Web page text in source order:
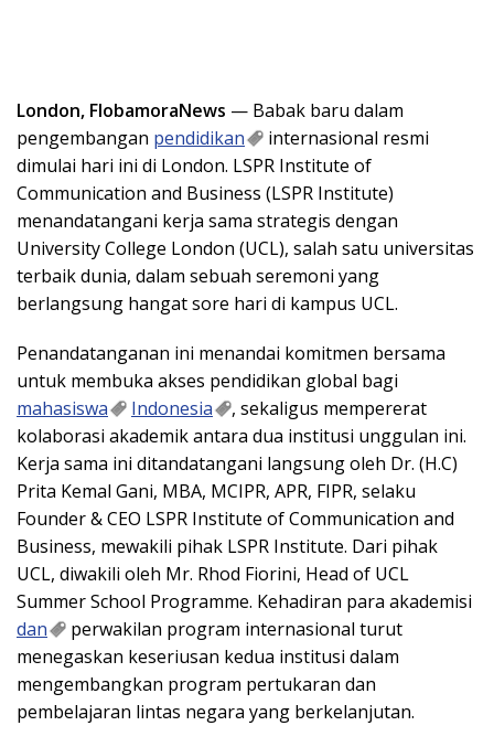
London, FlobamoraNews — Babak baru dalam
pengembangan pendidikan
internasional resmi
dimulai hari ini di London. LSPR Institute of
Communication and Business (LSPR Institute)
menandatangani kerja sama strategis dengan
University College London (UCL), salah satu universitas
terbaik dunia, dalam sebuah seremoni yang
berlangsung hangat sore hari di kampus UCL.
Penandatanganan ini menandai komitmen bersama
untuk membuka akses pendidikan global bagi
mahasiswa
Indonesia
, sekaligus mempererat
kolaborasi akademik antara dua institusi unggulan ini.
Kerja sama ini ditandatangani langsung oleh Dr. (H.C)
Prita Kemal Gani, MBA, MCIPR, APR, FIPR, selaku
Founder & CEO LSPR Institute of Communication and
Business, mewakili pihak LSPR Institute. Dari pihak
UCL, diwakili oleh Mr. Rhod Fiorini, Head of UCL
Summer School Programme. Kehadiran para akademisi
dan
perwakilan program internasional turut
menegaskan keseriusan kedua institusi dalam
mengembangkan program pertukaran dan
pembelajaran lintas negara yang berkelanjutan.